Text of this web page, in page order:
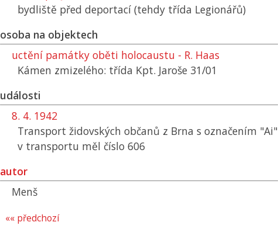
bydliště před deportací (tehdy třída Legionářů)
osoba na objektech
uctění památky oběti holocaustu - R. Haas
Kámen zmizelého: třída Kpt. Jaroše 31/01
události
8. 4. 1942
Transport židovských občanů z Brna s označením "Ai"
v transportu měl číslo 606
autor
Menš
«« předchozí